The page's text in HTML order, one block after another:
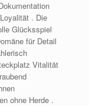
. Die
Glücksspiel
für Detail
Vitalität
ohne Herde .